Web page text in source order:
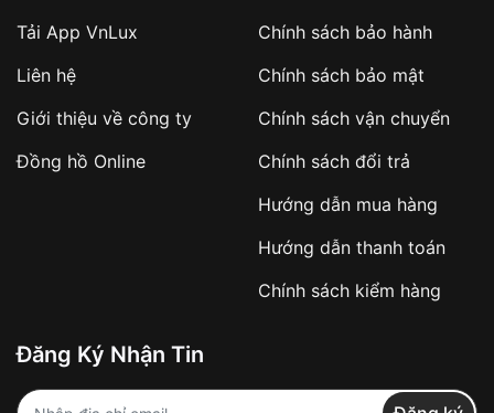
sản phẩm đặc biệt
hàng
Số tiền còn lại thanh toán khi nhận hàng hoặc
✔️ Đảm bảo xử lý đơn hàng nhanh chóng
✔️ Hạn chế tình trạng hủy đơn không mong
Từ khóa SEO:
Tải App VnLux
Liên hệ
Giới thiệu về công ty
Đồng hồ Online
Chính sách bảo hành
Chính sách bảo mật
Chính sách vận chuyển
Chính sách đổi trả
Hướng dẫn mua hàng
Hướng dẫn thanh toán
Chính sách kiểm hàng
Đăng Ký Nhận Tin